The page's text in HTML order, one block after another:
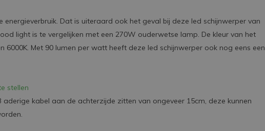
energieverbruik. Dat is uiteraard ook het geval bij deze led schijnwerper van
light is te vergelijken met een 270W ouderwetse lamp. De kleur van het
6000K. Met 90 lumen per watt heeft deze led schijnwerper ook nog eens een
stellen
aderige kabel aan de achterzijde zitten van ongeveer 15cm, deze kunnen